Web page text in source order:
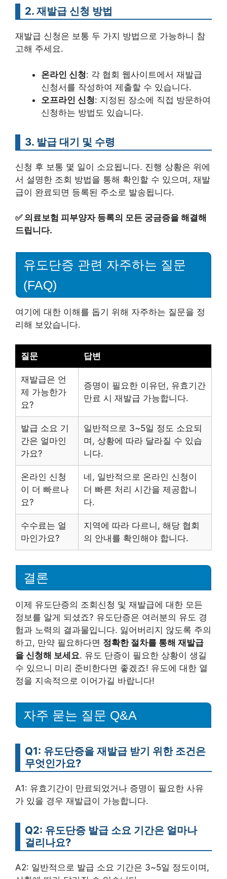
2. 재발급 신청 방법
재발급 신청은 보통 두 가지 방법으로 가능하니 참
고해 주세요.
온라인 신청: 각 협회 웹사이트에서 재발급
신청서를 작성하여 제출할 수 있습니다.
오프라인 신청: 지정된 장소에 직접 방문하여
신청하는 방법도 있습니다.
3. 발급 대기 및 수령
신청 후 보통 몇 일이 소요됩니다. 진행 상황은 위에
서 설명한 조회 방법을 통해 확인할 수 있으며, 재발
급이 완료되면 등록된 주소로 발송됩니다.
✅ 의료보험 피부양자 등록의 모든 궁금증을 해결해
드립니다.
유도단증 관련 자주하는 질문
(FAQ)
여기에 대한 이해를 돕기 위해 자주하는 질문을 정
리해 보았습니다.
질문 답변
재발급은 언
제 가능한가
요?
증명이 필요한 이유던, 유효기간
만료 시 재발급 가능합니다.
발급 소요 기
간은 얼마인
가요?
일반적으로 3~5일 정도 소요되
며, 상황에 따라 달라질 수 있습
니다.
온라인 신청
이 더 빠르나
요?
네, 일반적으로 온라인 신청이
더 빠른 처리 시간을 제공합니
다.
수수료는 얼
마인가요?
지역에 따라 다르니, 해당 협회
의 안내를 확인해야 합니다.
결론
이제 유도단증의 조회신청 및 재발급에 대한 모든
정보를 알게 되셨죠? 유도단증은 여러분의 유도 경
험과 노력의 결과물입니다. 잃어버리지 않도록 주의
하고, 만약 필요하다면 정확한 절차를 통해 재발급
을 신청해 보세요. 유도 단증이 필요한 상황이 생길
수 있으니 미리 준비한다면 좋겠죠! 유도에 대한 열
정을 지속적으로 이어가길 바랍니다!
자주 묻는 질문 Q&A
Q1: 유도단증을 재발급 받기 위한 조건은
무엇인가요?
A1: 유효기간이 만료되었거나 증명이 필요한 사유
가 있을 경우 재발급이 가능합니다.
Q2: 유도단증 발급 소요 기간은 얼마나
걸리나요?
A2: 일반적으로 발급 소요 기간은 3~5일 정도이며,